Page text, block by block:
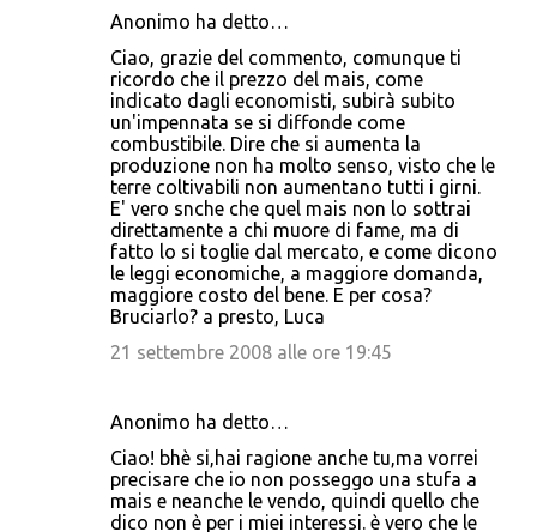
Anonimo ha detto…
Ciao, grazie del commento, comunque ti
ricordo che il prezzo del mais, come
indicato dagli economisti, subirà subito
un'impennata se si diffonde come
combustibile. Dire che si aumenta la
produzione non ha molto senso, visto che le
terre coltivabili non aumentano tutti i girni.
E' vero snche che quel mais non lo sottrai
direttamente a chi muore di fame, ma di
fatto lo si toglie dal mercato, e come dicono
le leggi economiche, a maggiore domanda,
maggiore costo del bene. E per cosa?
Bruciarlo? a presto, Luca
21 settembre 2008 alle ore 19:45
Anonimo ha detto…
Ciao! bhè si,hai ragione anche tu,ma vorrei
precisare che io non posseggo una stufa a
mais e neanche le vendo, quindi quello che
dico non è per i miei interessi. è vero che le